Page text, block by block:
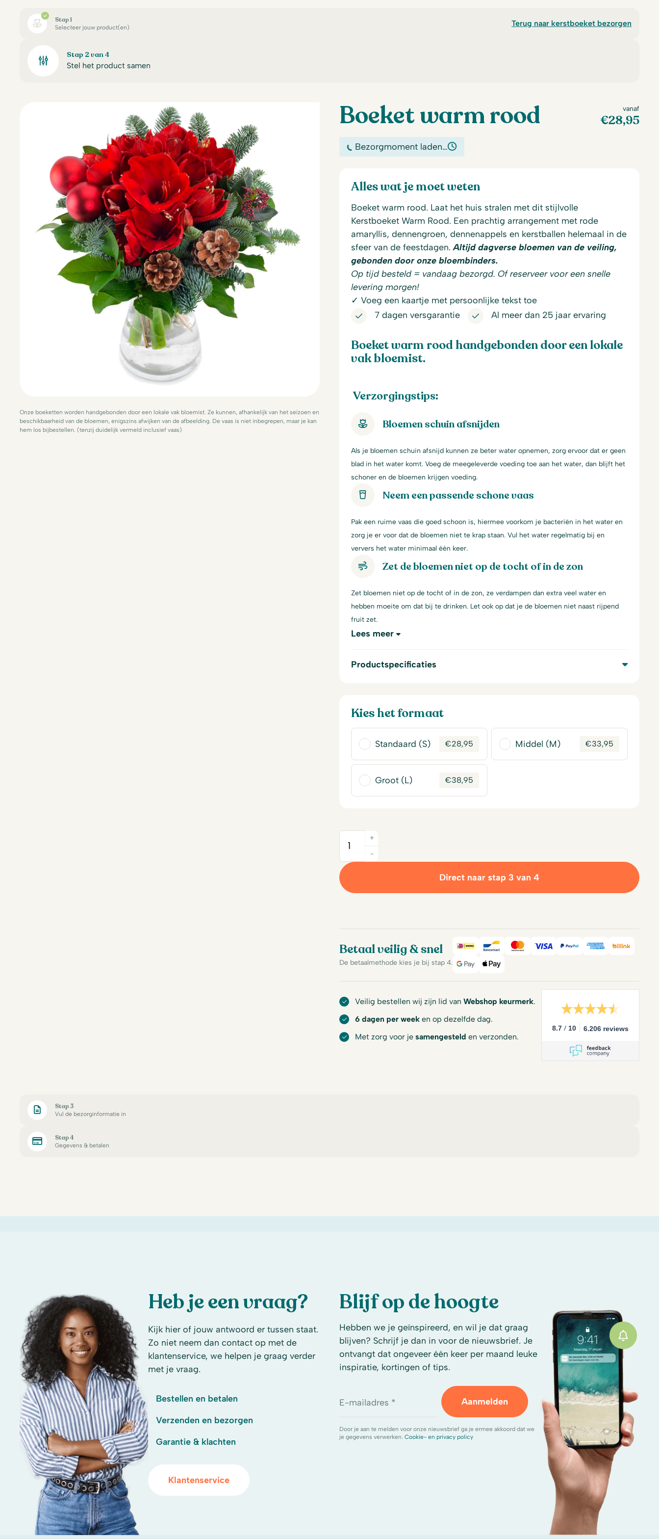
Stap 1
Selecteer jouw product(en) Terug naar kerstboeket bezorgen
Stap 2 van 4
Stel het product samen
Onze boeketten worden handgebonden door een lokale vak bloemist. Ze kunnen, afhankelijk van het seizoen en
beschikbaarheid van de bloemen, enigszins afwijken van de afbeelding. De vaas is niet inbegrepen, maar je kan
hem los bijbestellen. (tenzij duidelijk vermeld inclusief vaas)
Boeket warm rood vanaf
€28,95
Bezorgmoment laden…
Alles wat je moet weten
Boeket warm rood. Laat het huis stralen met dit stijlvolle
Kerstboeket Warm Rood. Een prachtig arrangement met rode
amaryllis, dennengroen, dennenappels en kerstballen helemaal in de
sfeer van de feestdagen.Altijd dagverse bloemen van de veiling,
gebonden door onze bloembinders.
Op tijd besteld = vandaag bezorgd. Of reserveer voor een snelle
levering morgen!
✓ Voeg een kaartje met persoonlijke tekst toe
7 dagen versgarantie
Al meer dan 25 jaar ervaring
Boeket warm rood handgebonden door een lokale
vak bloemist.
Verzorgingstips:
Bloemen schuin afsnijden
Als je bloemen schuin afsnijd kunnen ze beter water opnemen, zorg ervoor dat er geen
blad in het water komt. Voeg de meegeleverde voeding toe aan het water, dan blijft het
schoner en de bloemen krijgen voeding.
Neem een passende schone vaas
Pak een ruime vaas die goed schoon is, hiermee voorkom je bacteriën in het water en
zorg je er voor dat de bloemen niet te krap staan. Vul het water regelmatig bij en
ververs het water minimaal één keer.
Zet de bloemen niet op de tocht of in de zon
Zet bloemen niet op de tocht of in de zon, ze verdampen dan extra veel water en
hebben moeite om dat bij te drinken. Let ook op dat je de bloemen niet naast rijpend
fruit zet.
Lees meer
Productspecificaties
Kies het formaat
Standaard (S) €28,95 Middel (M) €33,95
Groot (L) €38,95
Quantity
-
+
Direct naar stap 3 van 4
Betaal veilig & snel
De betaalmethode kies je bij stap 4.
iDeal BancontactMastercard
Visa PayPalAmerican
Google PayApple Pay
Veilig bestellen wij zijn lid van Webshop keurmerk.
6 dagen per week en op dezelfde dag.
Met zorg voor je samengesteld en verzonden.
8.7 / 10 6.206 reviews
Stap 3
Vul de bezorginformatie in
Stap 4
Gegevens & betalen
Heb je een vraag?
Kijk hier of jouw antwoord er tussen staat.
Zo niet neem dan contact op met de
klantenservice, we helpen je graag verder
met je vraag.
Bestellen en betalen
Verzenden en bezorgen
Garantie & klachten
Klantenservice
Blijf op de hoogte
Hebben we je geïnspireerd, en wil je dat graag
blijven? Schrijf je dan in voor de nieuwsbrief. Je
ontvangt dat ongeveer één keer per maand leuke
inspiratie, kortingen of tips.
E-mailadres * Aanmelden
Door je aan te melden voor onze nieuwsbrief ga je ermee akkoord dat we
je gegevens verwerken. Cookie- en privacy policy